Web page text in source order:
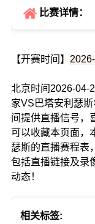
比赛详情：
【开赛时间】
北京时间2026-04-
家VS巴塔安利瑟
间提供直播信号，
可以收藏本页面，
瑟斯的直播赛程表
包括直播链接及录
动态！
相关标签: